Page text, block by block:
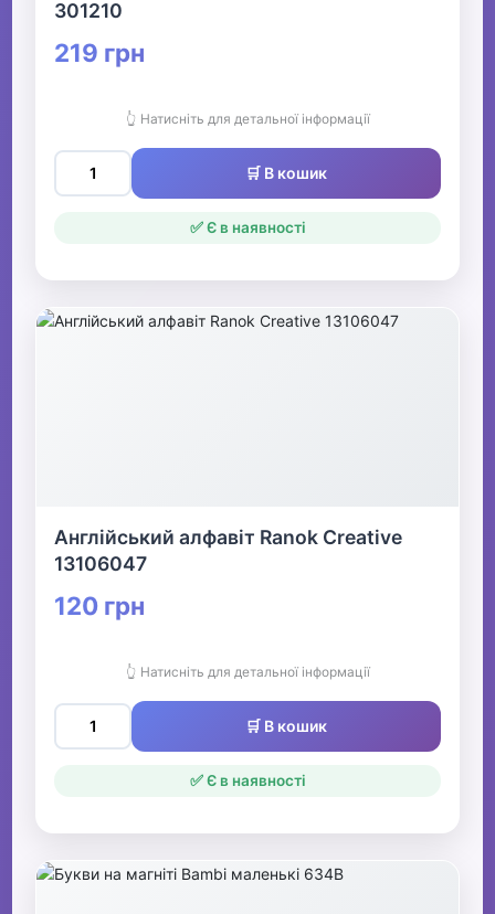
301210
219 грн
👆 Натисніть для детальної інформації
🛒 В кошик
✅ Є в наявності
Англійський алфавіт Ranok Creative
13106047
120 грн
👆 Натисніть для детальної інформації
🛒 В кошик
✅ Є в наявності